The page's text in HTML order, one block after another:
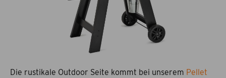
Die rustikale Outdoor Seite kommt bei unserem Pellet